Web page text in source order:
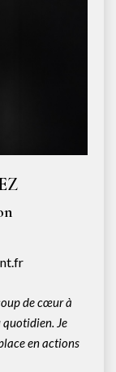
de cœur à
quotidien. Je
en actions